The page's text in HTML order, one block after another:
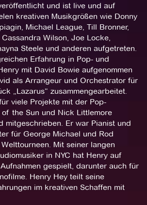
und ist live und auf
kreativen Musikgrößen wie Donny
Michael League, Till Bronner,
Cassandra Wilson, Joe Locke,
Steele und anderen aufgetreten.
Erfahrung in Pop- und
mit David Bowie aufgenommen
als Arrangeur und Orchestrator für
„Lazarus“ zusammengearbeitet.
viele Projekte mit der Pop-
of the Sun und Nick Littlemore
mitgeschrieben. Er war Pianist und
für George Michael und Rod
Mit seiner langen
in NYC hat Henry auf
gespielt, darunter auch für
Henry Hey teilt seine
im kreativen Schaffen mit